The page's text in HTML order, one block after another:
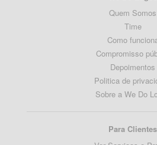
Quem Somos
Time
Como
Compromisso
Depoimentos
Politica de
Sobre a We Do
Para Clientes